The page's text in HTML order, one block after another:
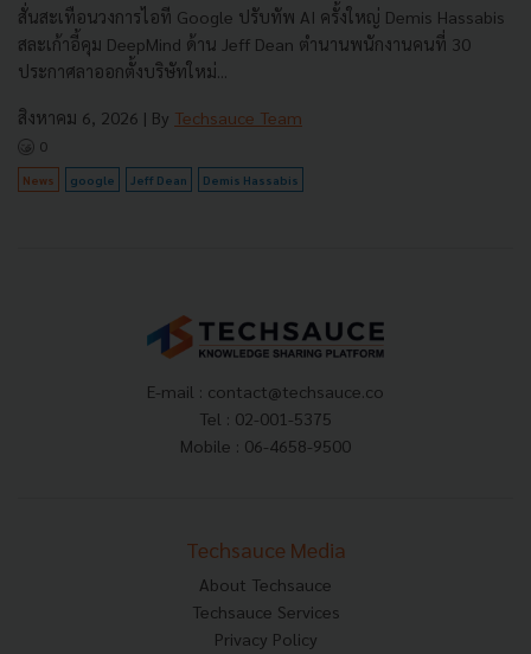
สั่นสะเทือนวงการไอที Google ปรับทัพ AI ครั้งใหญ่ Demis Hassabis
สละเก้าอี้คุม DeepMind ด้าน Jeff Dean ตำนานพนักงานคนที่ 30
ประกาศลาออกตั้งบริษัทใหม่...
สิงหาคม 6, 2026 | By Techsauce Team
0
News google Jeff Dean Demis Hassabis
E-mail : contact@techsauce.co
Tel : 02-001-5375
Mobile : 06-4658-9500
Techsauce Media
About Techsauce
Techsauce Services
Privacy Policy